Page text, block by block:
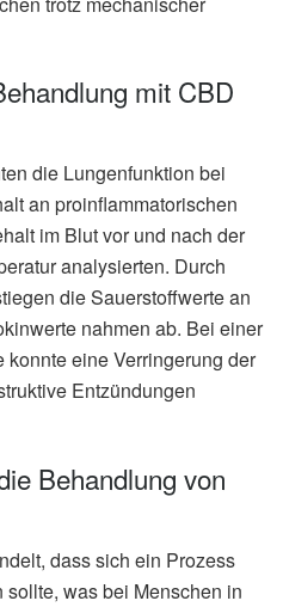
mit CBD
die Lungenfunktion bei
an proinflammatorischen
im Blut vor und nach der
analysierten. Durch
die Sauerstoffwerte an
nahmen ab. Bei einer
eine Verringerung der
Entzündungen
Behandlung von
dass sich ein Prozess
was bei Menschen in